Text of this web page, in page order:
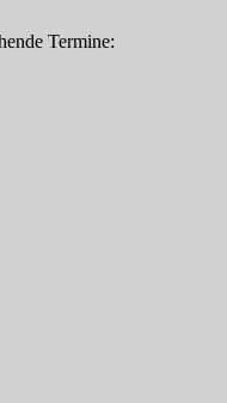
Termine: